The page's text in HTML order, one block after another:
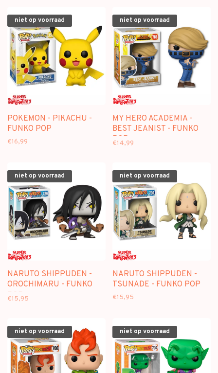
niet op voorraad
POKEMON - PIKACHU -
FUNKO POP
€16,99
niet op voorraad
MY HERO ACADEMIA -
BEST JEANIST - FUNKO
POP
€14,99
niet op voorraad
NARUTO SHIPPUDEN -
OROCHIMARU - FUNKO
POP
€15,95
niet op voorraad
NARUTO SHIPPUDEN -
TSUNADE - FUNKO POP
€15,95
niet op voorraad niet op voorraad